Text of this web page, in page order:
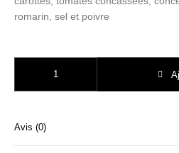
romarin, sel et poivre
Avis (0)